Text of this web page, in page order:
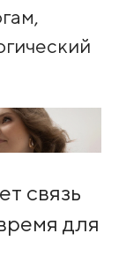
связь
для